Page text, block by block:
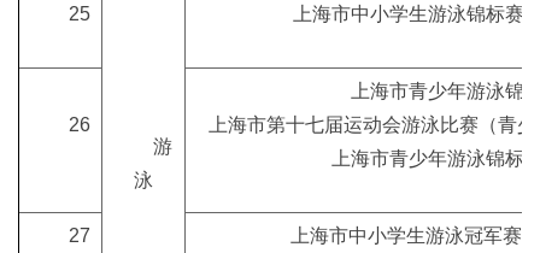
25
游
泳
上海市中小学生游泳锦标赛
26
上海市青少年游泳锦
上海市第十七届运动会游泳比赛（青
上海市青少年游泳锦标
27 上海市中小学生游泳冠军赛